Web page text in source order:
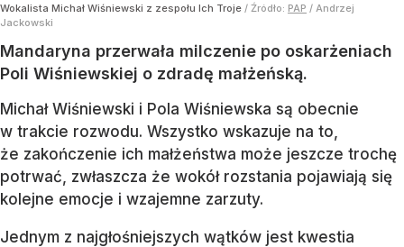
Wokalista Michał Wiśniewski z zespołu Ich Troje / Źródło: PAP / Andrzej
Jackowski
Mandaryna przerwała milczenie po oskarżeniach
Poli Wiśniewskiej o zdradę małżeńską.
Michał Wiśniewski i Pola Wiśniewska są obecnie
w trakcie rozwodu. Wszystko wskazuje na to,
że zakończenie ich małżeństwa może jeszcze trochę
potrwać, zwłaszcza że wokół rozstania pojawiają się
kolejne emocje i wzajemne zarzuty.
Jednym z najgłośniejszych wątków jest kwestia